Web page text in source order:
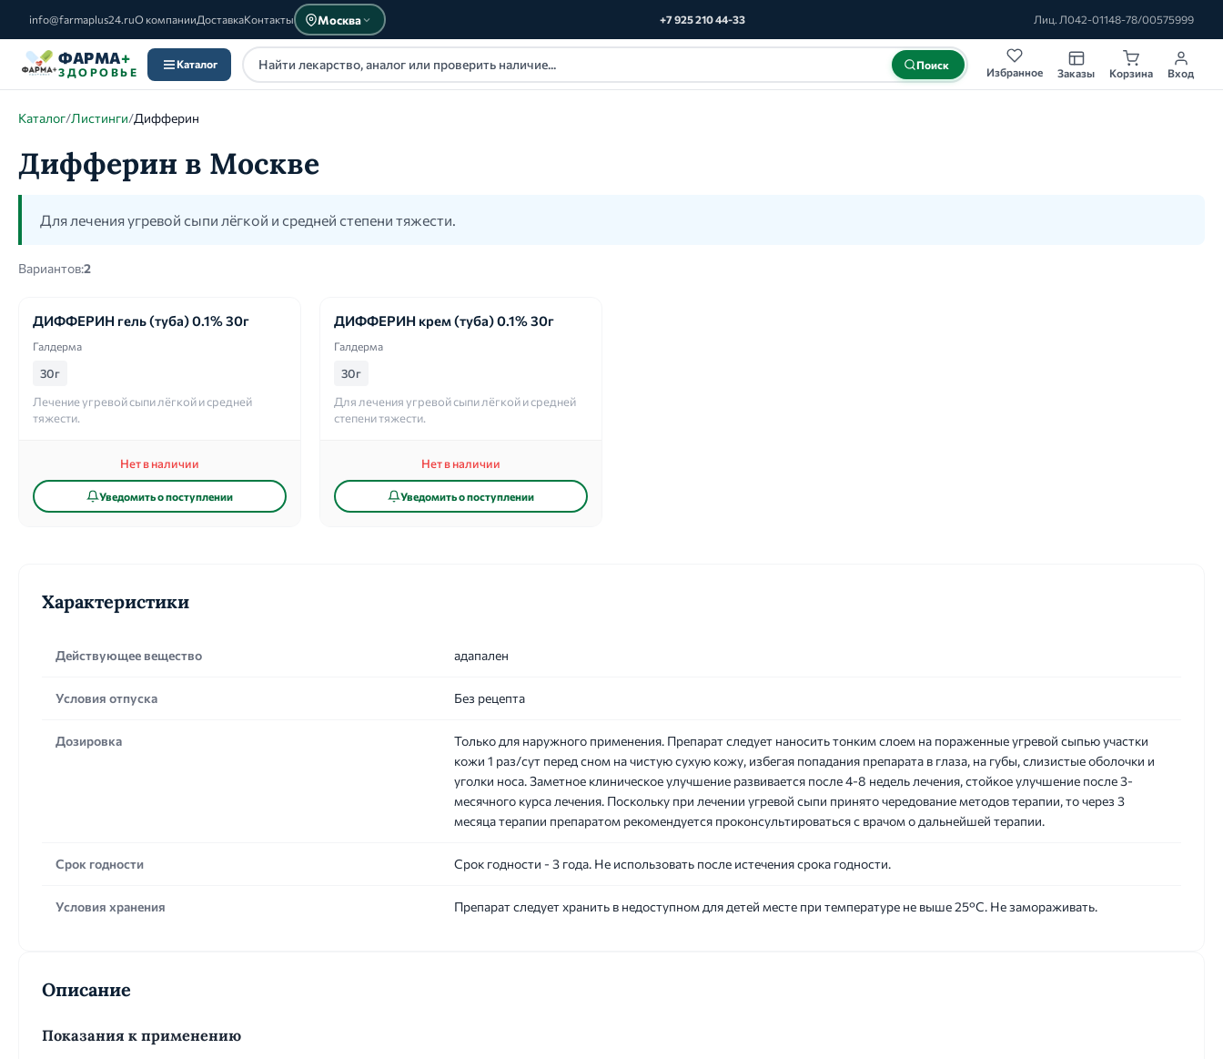
info@farmaplus24.ruО компанииДоставкаКонтакты Москва +7 925 210 44-33 Лиц. Л042-01148-78/00575999
ФАРМА+
ЗДОРОВЬЕ
Каталог Поиск
Избранное Заказы Корзина Вход
Каталог/Листинги/Дифферин
Дифферин в Москве
Для лечения угревой сыпи лёгкой и средней степени тяжести.
Вариантов:2
ДИФФЕРИН гель (туба) 0.1% 30г
Галдерма
30г
Лечение угревой сыпи лёгкой и средней
тяжести.
Нет в наличии
Уведомить о поступлении
ДИФФЕРИН крем (туба) 0.1% 30г
Галдерма
30г
Для лечения угревой сыпи лёгкой и средней
степени тяжести.
Нет в наличии
Уведомить о поступлении
Характеристики
Действующее вещество адапален
Условия отпуска Без рецепта
Дозировка
Только для наружного применения. Препарат следует наносить тонким слоем на пораженные угревой сыпью участки
кожи 1 раз/сут перед сном на чистую сухую кожу, избегая попадания препарата в глаза, на губы, слизистые оболочки и
уголки носа. Заметное клиническое улучшение развивается после 4-8 недель лечения, стойкое улучшение после 3-
месячного курса лечения. Поскольку при лечении угревой сыпи принято чередование методов терапии, то через 3
месяца терапии препаратом рекомендуется проконсультироваться с врачом о дальнейшей терапии.
Срок годности Срок годности - 3 года. Не использовать после истечения срока годности.
Условия хранения Препарат следует хранить в недоступном для детей месте при температуре не выше 25°C. Не замораживать.
Описание
Показания к применению